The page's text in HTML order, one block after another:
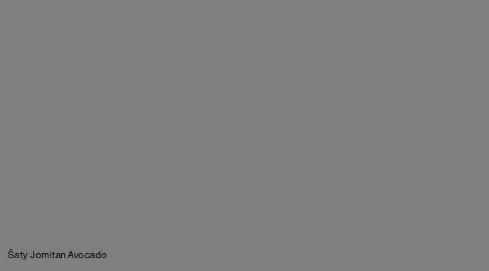
Šaty JomitanAvocado